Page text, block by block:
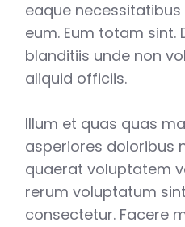
eaque
eum. Eum totam
blanditiis unde non
aliquid officiis.
Illum et quas quas
asperiores doloribus
quaerat voluptatem
rerum voluptatum
consectetur. Facere